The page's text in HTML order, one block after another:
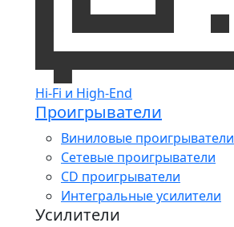
Hi-Fi и High-End
Проигрыватели
Виниловые проигрыватели
Сетевые проигрыватели
CD проигрыватели
Интегральные усилители
Усилители